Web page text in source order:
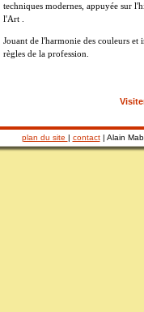
techniques modernes, appuyée sur
l'Art .
Jouant de l'harmonie des couleurs et
règles de la profession.
plan du site | contact| Alain